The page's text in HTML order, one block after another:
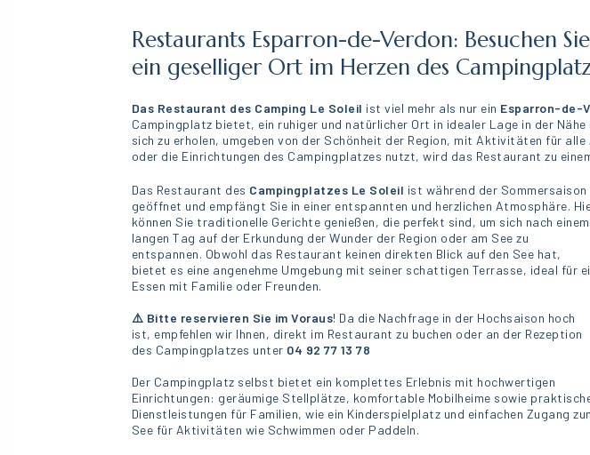
Restaurants Esparron-de-Verdon: Besuchen
ein geselliger Ort im Herzen des
Das Restaurant des Camping Le Soleil ist viel mehr als nur ein Esparron-de-
Campingplatz bietet, ein ruhiger und natürlicher Ort in idealer Lage in der Nähe
sich zu erholen, umgeben von der Schönheit der Region, mit Aktivitäten für
oder die Einrichtungen des Campingplatzes nutzt, wird das Restaurant zu
Das Restaurant des Campingplatzes Le Soleil ist während der Sommersaison
geöffnet und empfängt Sie in einer entspannten und herzlichen Atmosphäre.
können Sie traditionelle Gerichte genießen, die perfekt sind, um sich nach einem
langen Tag auf der Erkundung der Wunder der Region oder am See zu
entspannen. Obwohl das Restaurant keinen direkten Blick auf den See hat,
bietet es eine angenehme Umgebung mit seiner schattigen Terrasse, ideal für
Essen mit Familie oder Freunden.
⚠️ Bitte reservieren Sie im Voraus! Da die Nachfrage in der Hochsaison hoch
ist, empfehlen wir Ihnen, direkt im Restaurant zu buchen oder an der Rezeption
des Campingplatzes unter 04 92 77 13 78
Der Campingplatz selbst bietet ein komplettes Erlebnis mit hochwertigen
Einrichtungen: geräumige Stellplätze, komfortable Mobilheime sowie
Dienstleistungen für Familien, wie ein Kinderspielplatz und einfachen Zugang
See für Aktivitäten wie Schwimmen oder Paddeln.